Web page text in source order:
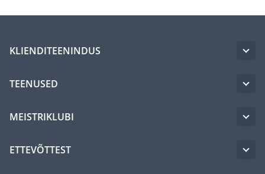
KLIENDITEENINDUS
TEENUSED
MEISTRIKLUBI
ETTEVÕTTEST